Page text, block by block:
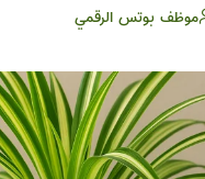
موظف بوتس الرقمي